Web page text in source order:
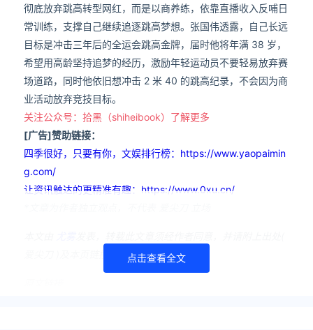
彻底放弃跳高转型网红，而是以商养练，依靠直播收入反哺日
常训练，支撑自己继续追逐跳高梦想。张国伟透露，自己长远
目标是冲击三年后的全运会跳高金牌，届时他将年满 38 岁，
希望用高龄坚持追梦的经历，激励年轻运动员不要轻易放弃赛
场道路，同时他依旧想冲击 2 米 40 的跳高纪录，不会因为商
业活动放弃竞技目标。
关注公众号：拾黑（shiheibook）了解更多
[广告]赞助链接：
四季很好，只要有你，文娱排行榜：https://www.yaopaimin
g.com/
让资讯触达的更精准有趣：https://www.0xu.cn/
点击查看全文